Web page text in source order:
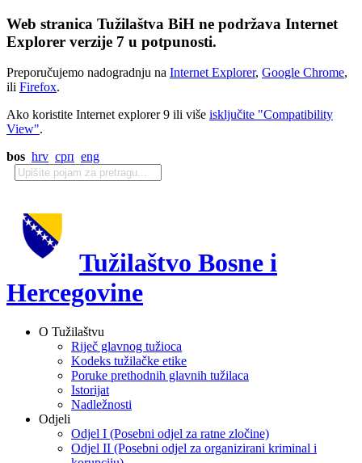
Web stranica Tužilaštva BiH ne podržava Internet
Explorer verzije 7 u potpunosti.
Preporučujemo nadogradnju na Internet Explorer, Google Chrome,
ili Firefox.
Ako koristite Internet explorer 9 ili više isključite "Compatibility
View".
bos hrv срп eng
Tužilaštvo Bosne i
Hercegovine
O Tužilaštvu
Riječ glavnog tužioca
Kodeks tužilačke etike
Poruke prethodnih glavnih tužilaca
Istorijat
Nadležnosti
Odjeli
Odjel I (Posebni odjel za ratne zločine)
Odjel II (Posebni odjel za organizirani kriminal i